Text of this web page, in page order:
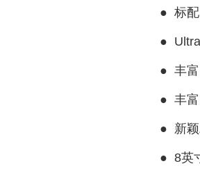
● 标
●
● 丰
● 丰
● 新
● 8英